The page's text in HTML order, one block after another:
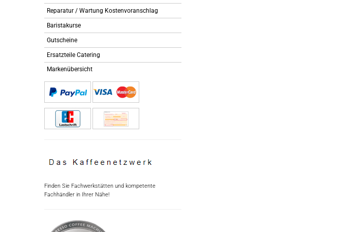
Reparatur / Wartung Kostenvoranschlag
Baristakurse
Gutscheine
Ersatzteile Catering
Markenübersicht
Finden Sie Fachwerkstätten und kompetente
Fachhändler in Ihrer Nähe!